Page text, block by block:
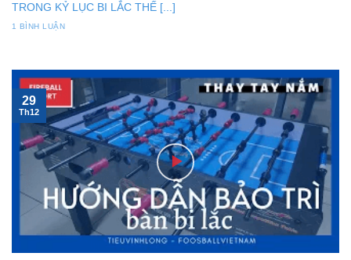
TRONG KỶ LỤC BI LẮC THẾ [...]
1 BÌNH LUẬN
29
Th12